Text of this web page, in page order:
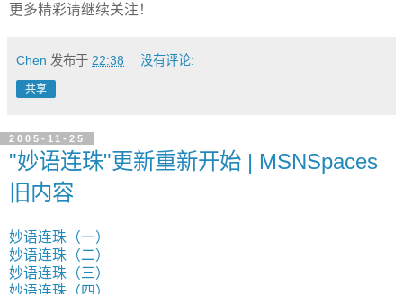
更多精彩请继续关注！
Chen 发布于 22:38 没有评论:
共享
2005-11-25
"妙语连珠"更新重新开始 | MSNSpaces
旧内容
妙语连珠（一）
妙语连珠（二）
妙语连珠（三）
妙语连珠（四）